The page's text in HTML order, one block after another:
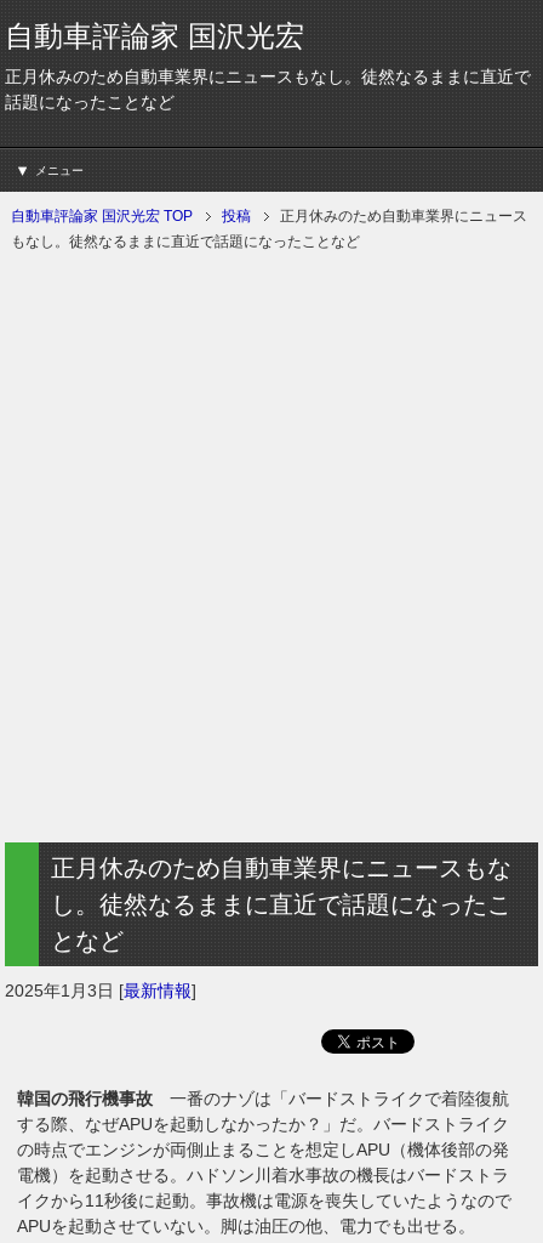
自動車評論家 国沢光宏
正月休みのため自動車業界にニュースもなし。徒然なるままに直近で
話題になったことなど
メニュー
自動車評論家 国沢光宏 TOP 投稿
正月休みのため自動車業界にニュース
もなし。徒然なるままに直近で話題になったことなど
正月休みのため自動車業界にニュースもな
し。徒然なるままに直近で話題になったこ
となど
2025年1月3日 [最新情報]
韓国の飛行機事故 一番のナゾは「バードストライクで着陸復航
する際、なぜAPUを起動しなかったか？」だ。バードストライク
の時点でエンジンが両側止まることを想定しAPU（機体後部の発
電機）を起動させる。ハドソン川着水事故の機長はバードストラ
イクから11秒後に起動。事故機は電源を喪失していたようなので
APUを起動させていない。 脚は油圧の他、電力でも出せる。